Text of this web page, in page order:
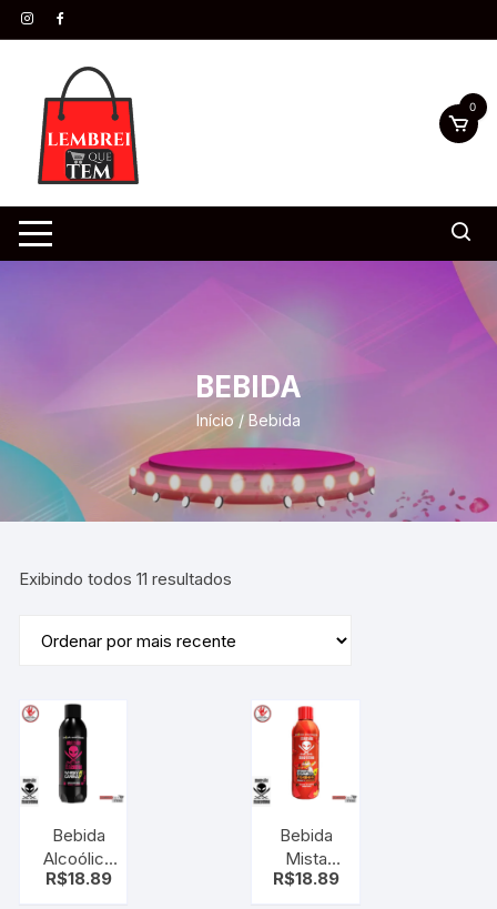
0
BEBIDA
Início / Bebida
Exibindo todos 11 resultados
Bebida
Alcoólica
Mansão
R$18.89
Bebida
Mista
Whisky +
R$18.89